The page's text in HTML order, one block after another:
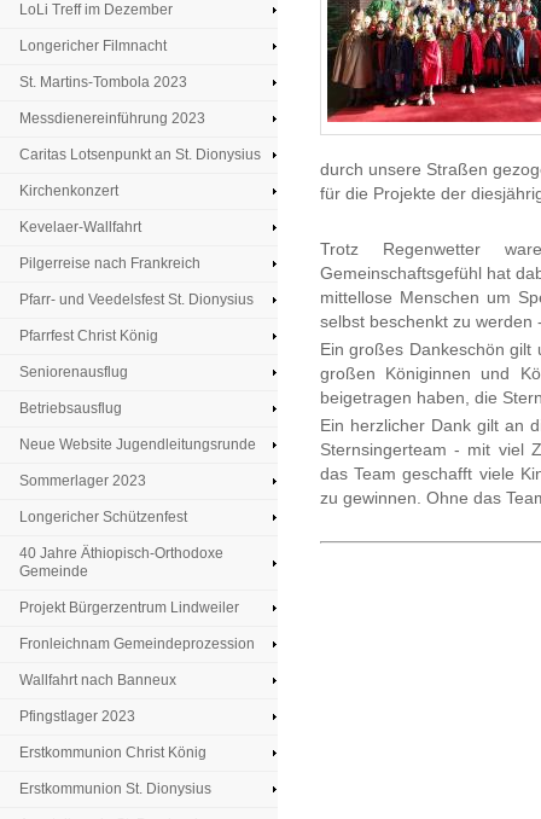
LoLi Treff im Dezember
Longericher Filmnacht
St. Martins-Tombola 2023
Messdienereinführung 2023
Caritas Lotsenpunkt an St. Dionysius
Kirchenkonzert
Kevelaer-Wallfahrt
Pilgerreise nach Frankreich
Pfarr- und Veedelsfest St. Dionysius
Pfarrfest Christ König
Seniorenausflug
Betriebsausflug
Neue Website Jugendleitungsrunde
Sommerlager 2023
Longericher Schützenfest
40 Jahre Äthiopisch-Orthodoxe
Gemeinde
Projekt Bürgerzentrum Lindweiler
Fronleichnam Gemeindeprozession
Wallfahrt nach Banneux
Pfingstlager 2023
Erstkommunion Christ König
Erstkommunion St. Dionysius
durch unsere Straßen
für die Projekte der
Trotz Regenwetter
Gemeinschaftsgefühl hat
mittellose Menschen um
selbst beschenkt zu
Ein großes Dankeschön
großen Königinnen und
beigetragen haben, die
Ein herzlicher Dank gilt an
Sternsingerteam - mit viel
das Team geschafft viele
zu gewinnen. Ohne das